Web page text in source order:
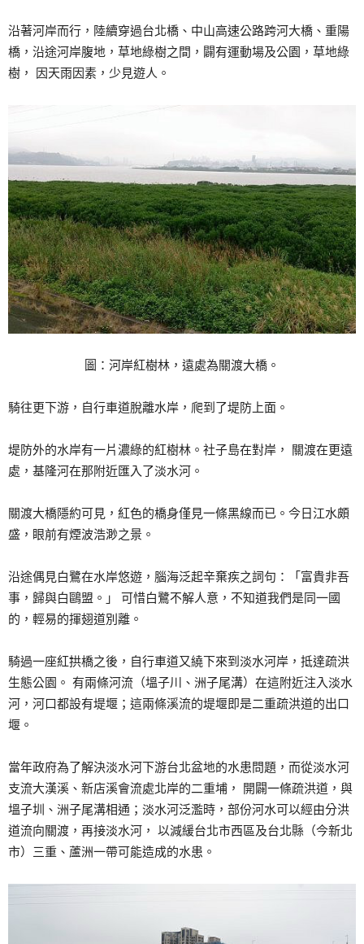
沿著河岸而行，陸續穿過台北橋、中山高速公路跨河大橋、重陽
橋，沿途河岸腹地，草地綠樹之間，闢有運動場及公園，草地綠
樹， 因天雨因素，少見遊人。
圖：河岸紅樹林，遠處為關渡大橋。
騎往更下游，自行車道脫離水岸，爬到了堤防上面。
堤防外的水岸有一片濃綠的紅樹林。社子島在對岸， 關渡在更遠
處，基隆河在那附近匯入了淡水河。
關渡大橋隱約可見，紅色的橋身僅見一條黑線而已。今日江水頗
盛，眼前有煙波浩渺之景。
沿途偶見白鷺在水岸悠遊，腦海泛起辛棄疾之詞句：「富貴非吾
事，歸與白鷗盟。」 可惜白鷺不解人意，不知道我們是同一國
的，輕易的揮翅道別離。
騎過一座紅拱橋之後，自行車道又繞下來到淡水河岸，抵達疏洪
生態公園。 有兩條河流（塭子川、洲子尾溝）在這附近注入淡水
河，河口都設有堤堰；這兩條溪流的堤堰即是二重疏洪道的出口
堰。
當年政府為了解決淡水河下游台北盆地的水患問題，而從淡水河
支流大漢溪、新店溪會流處北岸的二重埔， 開闢一條疏洪道，與
塭子圳、洲子尾溝相通；淡水河泛濫時，部份河水可以經由分洪
道流向關渡，再接淡水河， 以減緩台北市西區及台北縣（今新北
市）三重、蘆洲一帶可能造成的水患。